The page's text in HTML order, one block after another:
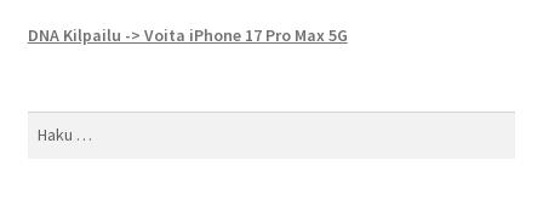
DNA Kilpailu -> Voita iPhone 17 Pro Max 5G
Haku: